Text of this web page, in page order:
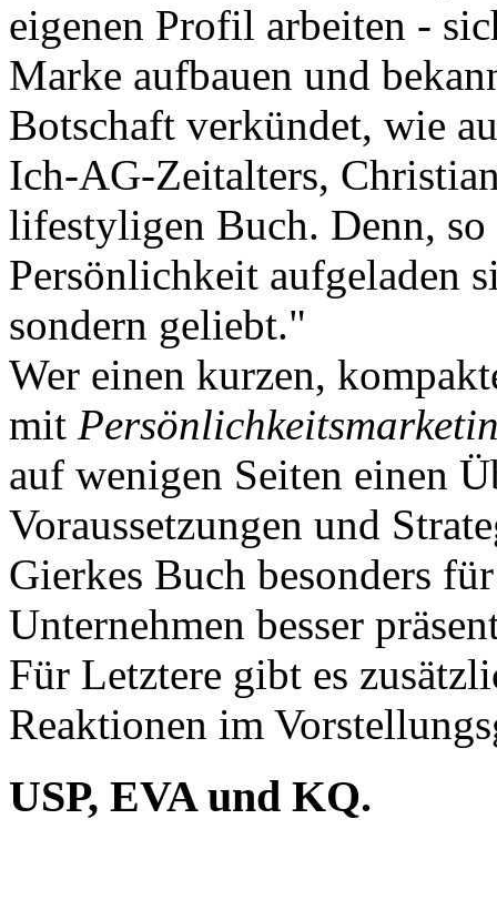
eigenen Profil arbeiten -
Marke aufbauen und
Botschaft verkündet, wie
Ich-AG-Zeitalters,
lifestyligen Buch. Denn,
Persönlichkeit aufgeladen
sondern geliebt."
Wer einen kurzen,
mit
auf wenigen Seiten einen
Voraussetzungen und
Gierkes Buch besonders
Unternehmen besser
Für Letztere gibt es
Reaktionen im
USP, EVA und KQ.